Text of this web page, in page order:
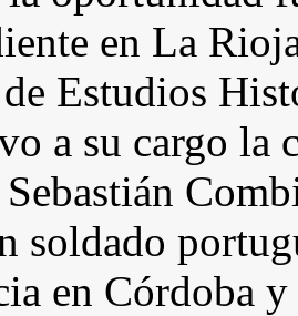
en La
Estudios
a su cargo la
soldado
en Córdoba